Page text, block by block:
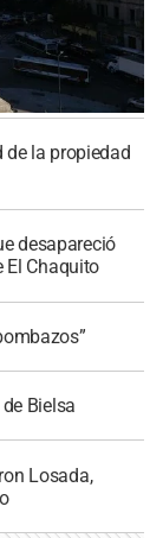
de la propiedad
desapareció
El Chaquito
Bielsa
Losada,